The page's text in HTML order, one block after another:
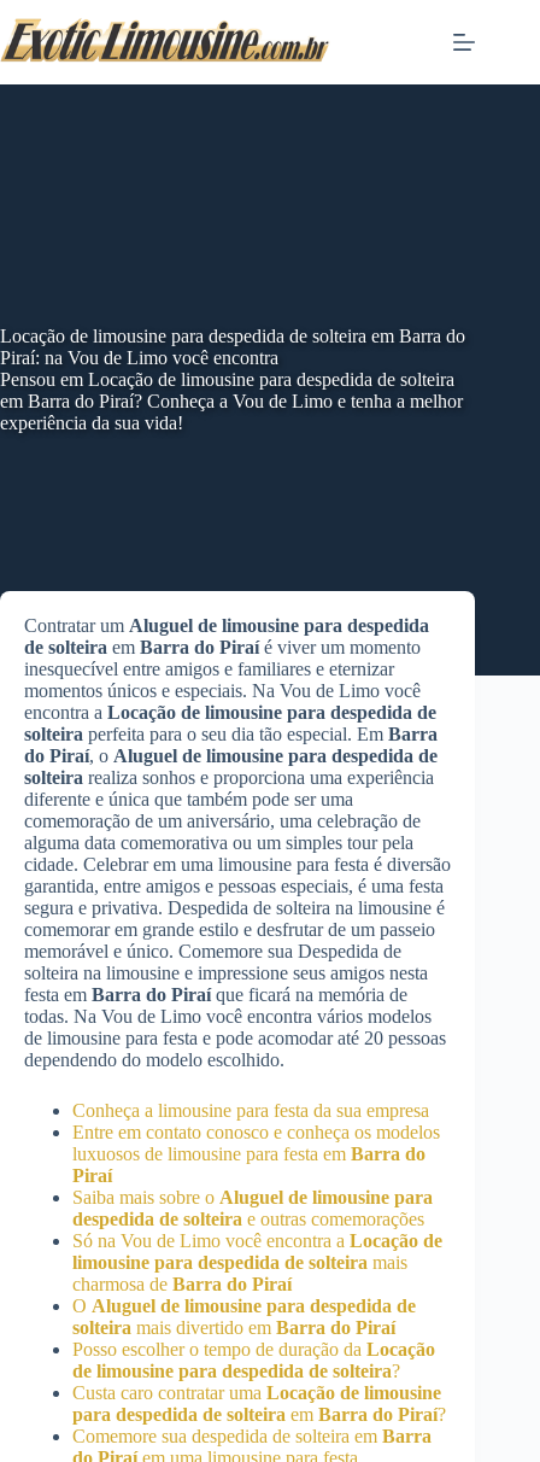
to
content
Locação de limousine para despedida de solteira em Barra do
Piraí: na Vou de Limo você encontra
Pensou em Locação de limousine para despedida de solteira
em Barra do Piraí? Conheça a Vou de Limo e tenha a melhor
experiência da sua vida!
Contratar um Aluguel de limousine para despedida
de solteira em Barra do Piraíé viver um momento
inesquecível entre amigos e familiares e eternizar
momentos únicos e especiais. Na Vou de Limo você
encontra a Locação de limousine para despedida de
solteira perfeita para o seu dia tão especial. Em Barra
do Piraí, o Aluguel de limousine para despedida de
solteira realiza sonhos e proporciona uma experiência
diferente e única que também pode ser uma
comemoração de um aniversário, uma celebração de
alguma data comemorativa ou um simples tour pela
cidade. Celebrar em uma limousine para festa é diversão
garantida, entre amigos e pessoas especiais, é uma festa
segura e privativa. Despedida de solteira na limousine é
comemorar em grande estilo e desfrutar de um passeio
memorável e único. Comemore sua Despedida de
solteira na limousine e impressione seus amigos nesta
festa em Barra do Piraíque ficará na memória de
todas. Na Vou de Limo você encontra vários modelos
de limousine para festa e pode acomodar até 20 pessoas
dependendo do modelo escolhido.
Conheça a limousine para festa da sua empresa
Entre em contato conosco e conheça os modelos
luxuosos de limousine para festa em Barra do
Piraí
Saiba mais sobre o Aluguel de limousine para
despedida de solteira e outras comemorações
Só na Vou de Limo você encontra a Locação de
limousine para despedida de solteira mais
charmosa de Barra do Piraí
O Aluguel de limousine para despedida de
solteira mais divertido em Barra do Piraí
Posso escolher o tempo de duração da Locação
de limousine para despedida de solteira?
Custa caro contratar uma Locação de limousine
para despedida de solteira em Barra do Piraí?
Comemore sua despedida de solteira em Barra
do Piraíem uma limousine para festa